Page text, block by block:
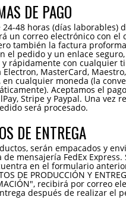
DE PAGO
48 horas (días laborables)
un correo electrónico con el
también la factura
el pedido y un enlace
rápidamente con cualquier
MasterCard,
en cualquier moneda (la
Aceptamos el
Stripe y Paypal. Una vez
será procesado.
DE ENTREGA
serán empacados y
mensajería FedEx Express.
en el formulario
DE PRODUCCIÓN Y
recibirá por correo
después de realizar el